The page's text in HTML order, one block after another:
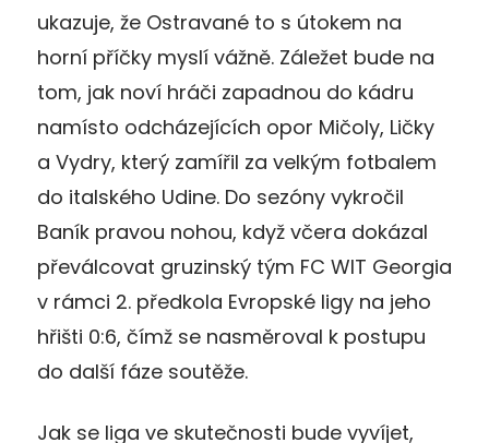
ukazuje, že Ostravané to s útokem na
horní příčky myslí vážně. Záležet bude na
tom, jak noví hráči zapadnou do kádru
namísto odcházejících opor Mičoly, Ličky
a Vydry, který zamířil za velkým fotbalem
do italského Udine. Do sezóny vykročil
Baník pravou nohou, když včera dokázal
převálcovat gruzinský tým FC WIT Georgia
v rámci 2. předkola Evropské ligy na jeho
hřišti 0:6, čímž se nasměroval k postupu
do další fáze soutěže.
Jak se liga ve skutečnosti bude vyvíjet,